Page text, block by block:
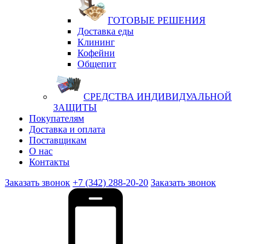
ГОТОВЫЕ РЕШЕНИЯ
Доставка еды
Клининг
Кофейни
Общепит
СРЕДСТВА ИНДИВИДУАЛЬНОЙ
ЗАЩИТЫ
Покупателям
Доставка и оплата
Поставщикам
О нас
Контакты
Заказать звонок +7 (342) 288-20-20 Заказать звонок